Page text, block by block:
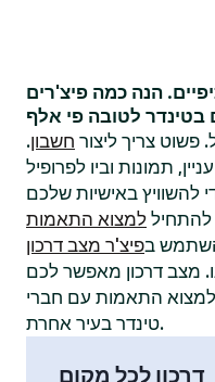
הנה כמה פיצ'רים
צריך ליצור חשבון.
תמונות וביו לפרופיל
למצוא התאמות
בפיצ'ר מצב דרכון
מצב דרכון מאפשר לכם
התאמות עם חברי
טינדר בעיר אחרת.
דרכון לכל מקום